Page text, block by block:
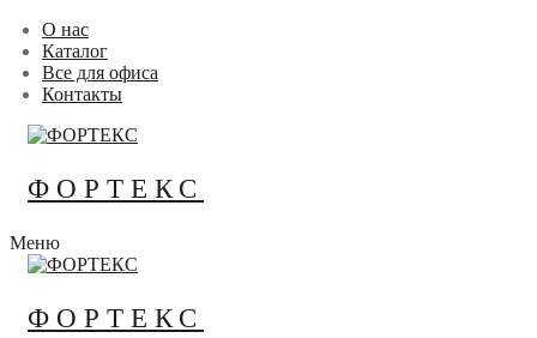
Перейти
содержимому
Меню
Закрыть
О нас
Каталог
Все для офиса
Контакты
ФОРТЕКС
Меню
ФОРТЕКС